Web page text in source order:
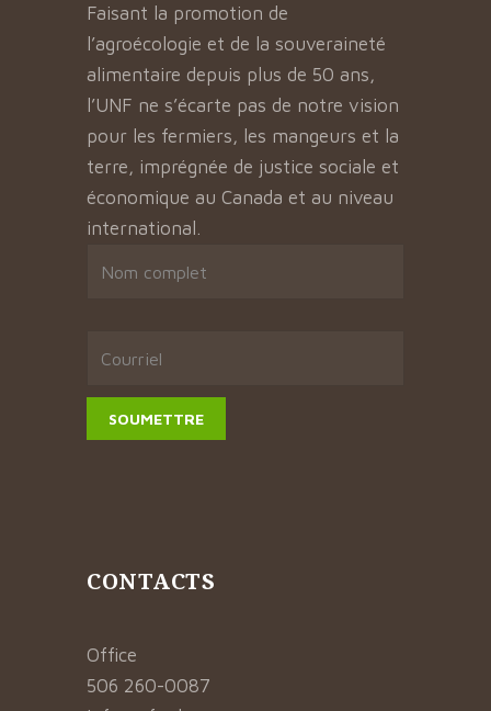
Faisant la promotion de
l’agroécologie et de la souveraineté
alimentaire depuis plus de 50 ans,
l’UNF ne s’écarte pas de notre vision
pour les fermiers, les mangeurs et la
terre, imprégnée de justice sociale et
économique au Canada et au niveau
international.
CONTACTS
Office
506 260-0087